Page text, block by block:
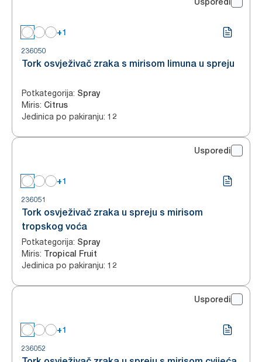
+1
236050
Tork osvježivač zraka s mirisom limuna u spreju
Potkategorija: Spray
Miris: Citrus
Jedinica po pakiranju: 12
Usporedi
+1
236051
Tork osvježivač zraka u spreju s mirisom
tropskog voća
Potkategorija: Spray
Miris: Tropical Fruit
Jedinica po pakiranju: 12
Usporedi
+1
236052